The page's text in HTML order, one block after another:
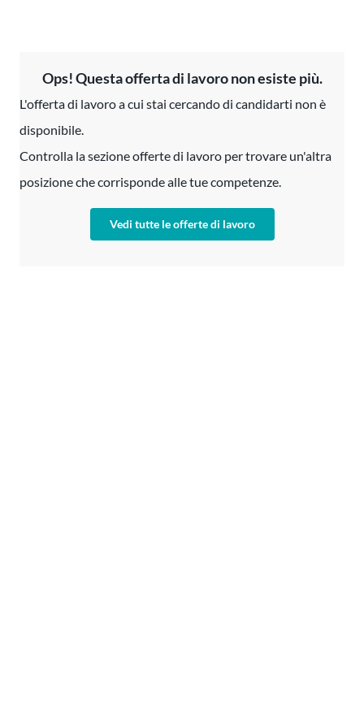
Ops! Questa offerta di lavoro non esiste più.
L'offerta di lavoro a cui stai cercando di candidarti non è
disponibile.
Controlla la sezione offerte di lavoro per trovare un'altra
posizione che corrisponde alle tue competenze.
Vedi tutte le offerte di lavoro